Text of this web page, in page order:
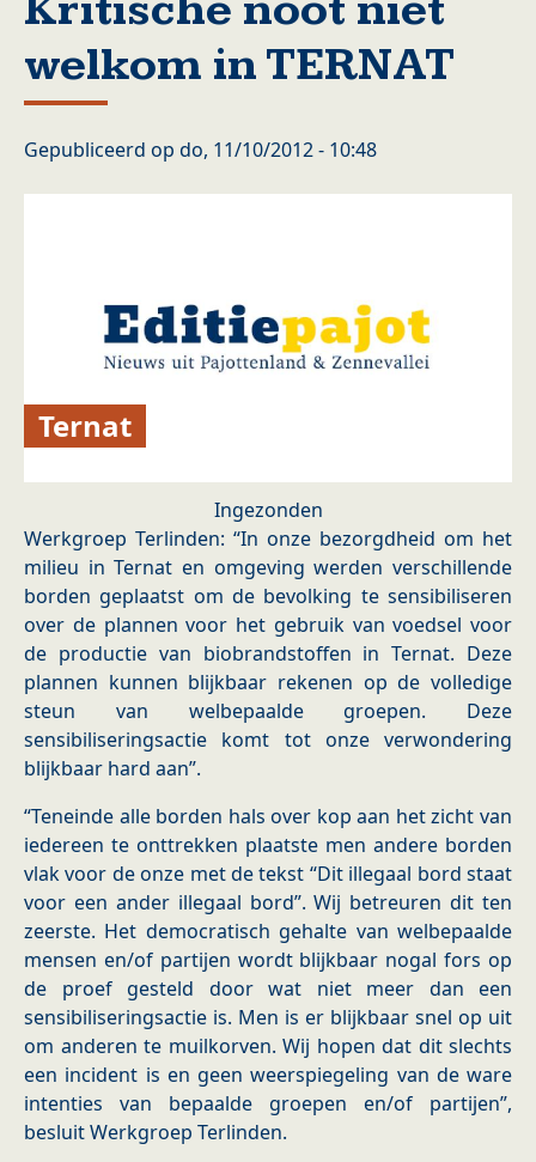
welkom in TERNAT
Gepubliceerd op do, 11/10/2012 - 10:48
Ternat
Ingezonden
Werkgroep Terlinden: “In onze bezorgdheid om het
milieu in Ternat en omgeving werden verschillende
borden geplaatst om de bevolking te sensibiliseren
over de plannen voor het gebruik van voedsel voor
de productie van biobrandstoffen in Ternat. Deze
plannen kunnen blijkbaar rekenen op de volledige
steun van welbepaalde groepen. Deze
sensibiliseringsactie komt tot onze verwondering
blijkbaar hard aan”.
“Teneinde alle borden hals over kop aan het zicht van
iedereen te onttrekken plaatste men andere borden
vlak voor de onze met de tekst “Dit illegaal bord staat
voor een ander illegaal bord”. Wij betreuren dit ten
zeerste. Het democratisch gehalte van welbepaalde
mensen en/of partijen wordt blijkbaar nogal fors op
de proef gesteld door wat niet meer dan een
sensibiliseringsactie is. Men is er blijkbaar snel op uit
om anderen te muilkorven. Wij hopen dat dit slechts
een incident is en geen weerspiegeling van de ware
intenties van bepaalde groepen en/of partijen”,
besluit Werkgroep Terlinden.